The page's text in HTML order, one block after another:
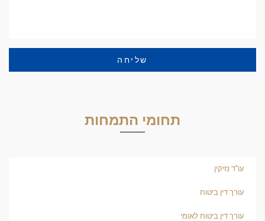
שליחה
תחומי התמחות
עו"ד נזיקין
עורך דין ביטוח
עורך דין ביטוח לאומי